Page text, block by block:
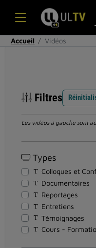
Accueil Vidéos
Filtres
Les vidéos à gauche sont
Types
Colloques et
Documentaires
Reportages
Entretiens
Témoignages
Cours -